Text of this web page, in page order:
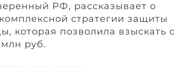
РФ, рассказывает о
стратегии защиты
которая позволила взыскать с
руб.